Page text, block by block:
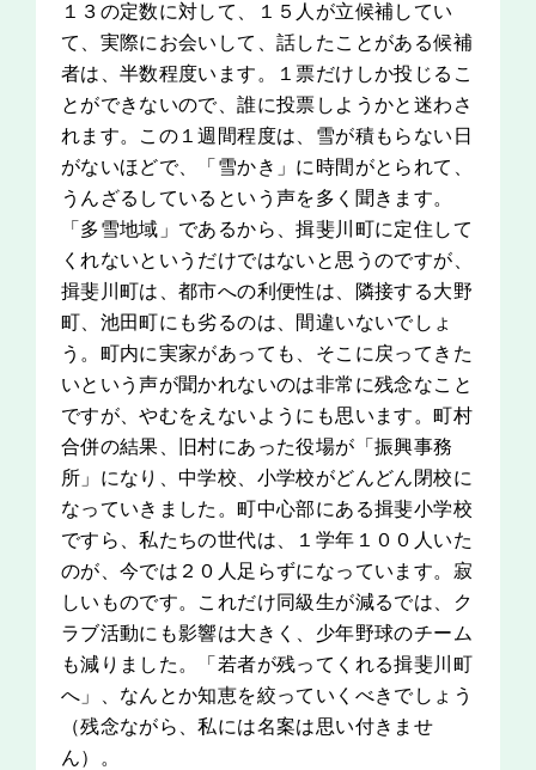
１３の定数に対して、１５人が立候補してい
て、実際にお会いして、話したことがある候補
者は、半数程度います。１票だけしか投じるこ
とができないので、誰に投票しようかと迷わさ
れます。この１週間程度は、雪が積もらない日
がないほどで、「雪かき」に時間がとられて、
うんざるしているという声を多く聞きます。
「多雪地域」であるから、揖斐川町に定住して
くれないというだけではないと思うのですが、
揖斐川町は、都市への利便性は、隣接する大野
町、池田町にも劣るのは、間違いないでしょ
う。町内に実家があっても、そこに戻ってきた
いという声が聞かれないのは非常に残念なこと
ですが、やむをえないようにも思います。町村
合併の結果、旧村にあった役場が「振興事務
所」になり、中学校、小学校がどんどん閉校に
なっていきました。町中心部にある揖斐小学校
ですら、私たちの世代は、１学年１００人いた
のが、今では２０人足らずになっています。寂
しいものです。これだけ同級生が減るでは、ク
ラブ活動にも影響は大きく、少年野球のチーム
も減りました。「若者が残ってくれる揖斐川町
へ」、なんとか知恵を絞っていくべきでしょう
（残念ながら、私には名案は思い付きませ
ん）。